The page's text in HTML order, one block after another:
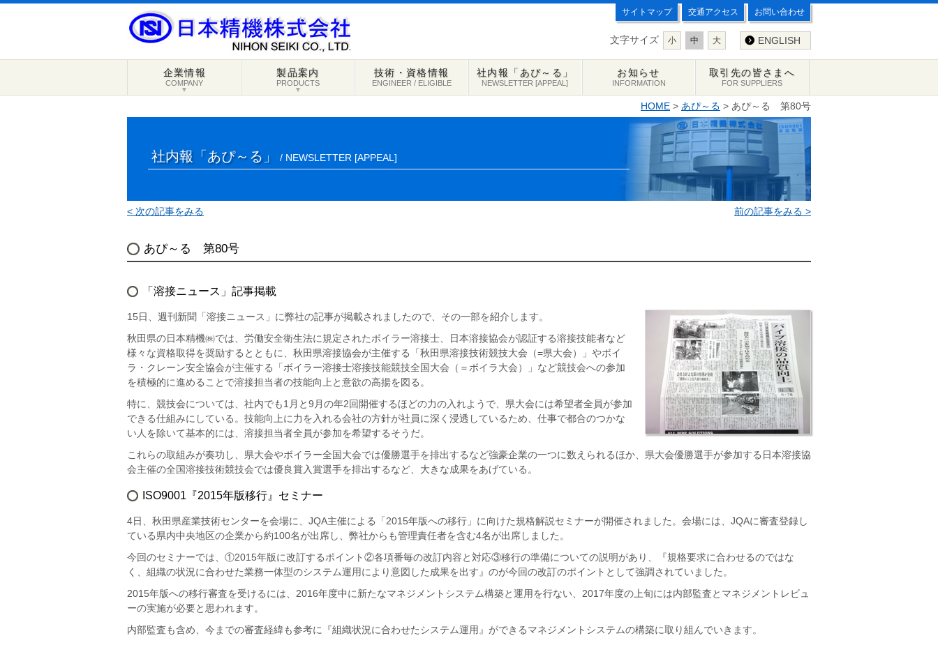
サイトマップ 交通アクセス お問い合わせ
文字サイズ 小 中 大 ENGLISH
▼
企業情報
COMPANY
▼
製品案内
PRODUCTS
技術・資格情報
ENGINEER / ELIGIBLE
社内報「あぴ～る」
NEWSLETTER [APPEAL]
お知らせ
INFORMATION
取引先の皆さまへ
FOR SUPPLIERS
HOME > あぴ～る > あぴ～る 第80号
社内報「あぴ～る」 / NEWSLETTER [APPEAL]
前の記事をみる >
< 次の記事をみる
あぴ～る 第80号
「溶接ニュース」記事掲載
15日、週刊新聞「溶接ニュース」に弊社の記事が掲載されましたので、その一部を紹介します。
秋田県の日本精機㈱では、労働安全衛生法に規定されたボイラー溶接士、日本溶接協会が認証する溶接技能者など
様々な資格取得を奨励するとともに、秋田県溶接協会が主催する「秋田県溶接技術競技大会（=県大会）」やボイ
ラ・クレーン安全協会が主催する「ボイラー溶接士溶接技能競技全国大会（＝ボイラ大会）」など競技会への参加
を積極的に進めることで溶接担当者の技能向上と意欲の高揚を図る。
特に、競技会については、社内でも1月と9月の年2回開催するほどの力の入れようで、県大会には希望者全員が参加
できる仕組みにしている。技能向上に力を入れる会社の方針が社員に深く浸透しているため、仕事で都合のつかな
い人を除いて基本的には、溶接担当者全員が参加を希望するそうだ。
これらの取組みが奏功し、県大会やボイラー全国大会では優勝選手を排出するなど強豪企業の一つに数えられるほか、県大会優勝選手が参加する日本溶接協
会主催の全国溶接技術競技会では優良賞入賞選手を排出するなど、大きな成果をあげている。
ISO9001『2015年版移行』セミナー
4日、秋田県産業技術センターを会場に、JQA主催による「2015年版への移行」に向けた規格解説セミナーが開催されました。会場には、JQAに審査登録し
ている県内中央地区の企業から約100名が出席し、弊社からも管理責任者を含む4名が出席しました。
今回のセミナーでは、①2015年版に改訂するポイント②各項番毎の改訂内容と対応③移行の準備についての説明があり、『規格要求に合わせるのではな
く、組織の状況に合わせた業務一体型のシステム運用により意図した成果を出す』のが今回の改訂のポイントとして強調されていました。
2015年版への移行審査を受けるには、2016年度中に新たなマネジメントシステム構築と運用を行ない、2017年度の上旬には内部監査とマネジメントレビュ
ーの実施が必要と思われます。
内部監査も含め、今までの審査経緯も参考に『組織状況に合わせたシステム運用』ができるマネジメントシステムの構築に取り組んでいきます。